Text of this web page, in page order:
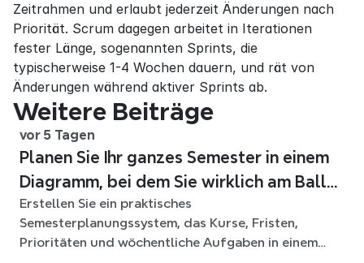
Zeitrahmen und erlaubt jederzeit Änderungen nach
Priorität. Scrum dagegen arbeitet in Iterationen
fester Länge, sogenannten Sprints, die
typischerweise 1-4 Wochen dauern, und rät von
Änderungen während aktiver Sprints ab.
Weitere Beiträge
vor 5 Tagen
Planen Sie Ihr ganzes Semester in einem
Diagramm, bei dem Sie wirklich am Ball
bleiben
Erstellen Sie ein praktisches
Semesterplanungssystem, das Kurse, Fristen,
Prioritäten und wöchentliche Aufgaben in einem